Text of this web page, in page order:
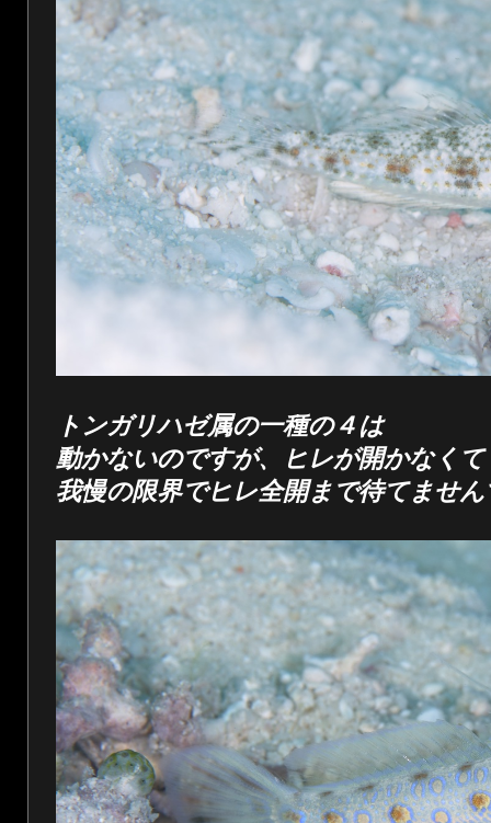
トンガリハゼ属の一種の４は
動かないのですが、ヒレが開かなくて
我慢の限界でヒレ全開まで待てませ